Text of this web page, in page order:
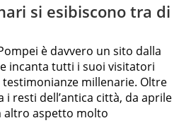
si esibiscono tra di
è davvero un sito dalla
incanta tutti i suoi visitatori
millenarie. Oltre
i resti dell’antica città, da aprile
aspetto molto